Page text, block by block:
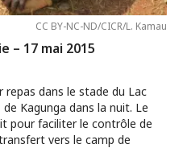
CC BY-NC-ND/CICR/L. Kamau
– 17 mai 2015
dans le stade du Lac
Kagunga dans la nuit. Le
pour faciliter le contrôle de
vers le camp de